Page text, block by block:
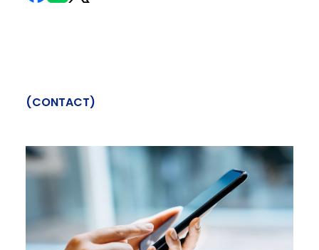
(CONTACT)